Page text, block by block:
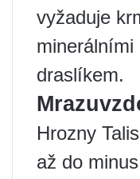
vyžaduje
minerálními
draslíkem.
Hrozny
až do